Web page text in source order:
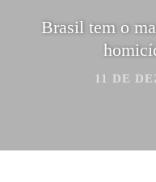
Brasil tem o
11 DE